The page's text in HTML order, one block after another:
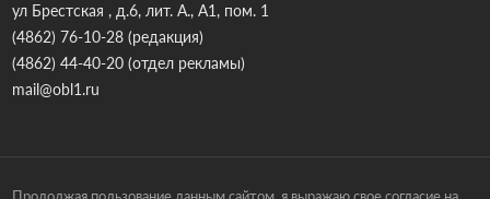
ул Брестская , д.6, лит. А., А1, пом. 1
(4862) 76-10-28(редакция)
(4862) 44-40-20(отдел рекламы)
mail@obl1.ru